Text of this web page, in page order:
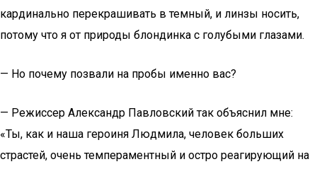
кардинально перекрашивать в темный, и линзы носить,
потому что я от природы блондинка с голубыми глазами.
— Но почему позвали на пробы именно вас?
— Режиссер Александр Павловский так объяснил мне:
«Ты, как и наша героиня Людмила, человек больших
страстей, очень темпераментный и остро реагирующий на